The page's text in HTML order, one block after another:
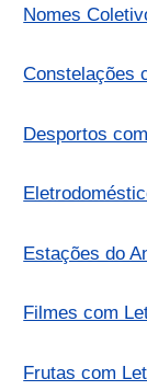
Nomes
Constelações
Desportos
Estações do
Filmes com
Frutas com